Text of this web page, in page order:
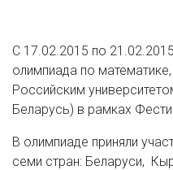
С 17.02.2015 по
олимпиада по
Российским
Беларусь) в рамках
В олимпиаде приняли
семи стран: Беларуси,